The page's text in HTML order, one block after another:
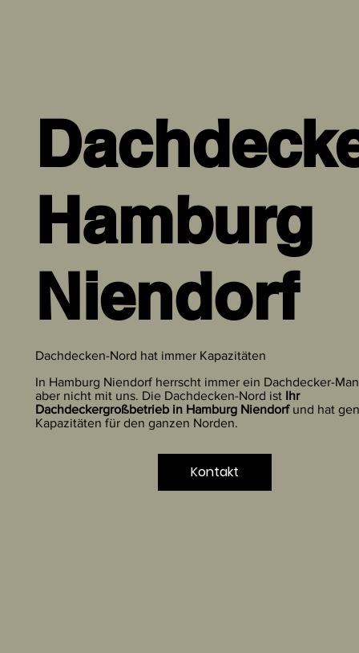
Hamburg
Niendorf
Dachdecken-Nord hat immer Kapazitäten
In Hamburg Niendorf herrscht immer ein Dachdecker-
aber nicht mit uns. Die Dachdecken-Nord ist Ihr
Dachdeckergroßbetrieb in Hamburg Niendorfund hat
Kapazitäten für den ganzen Norden.
Kontakt